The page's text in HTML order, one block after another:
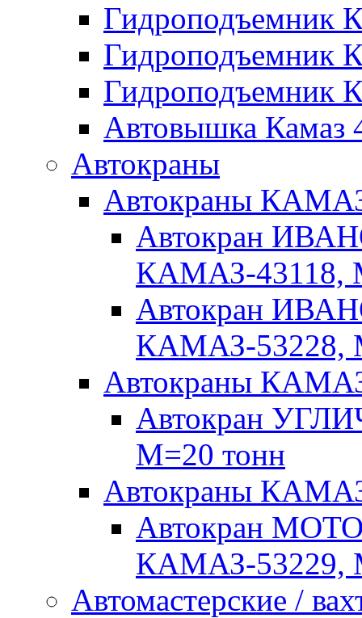
Гидроподъемник
Гидроподъемник
Гидроподъемник
Автовышка Камаз
Автокраны
Автокраны
Автокран
КАМАЗ-43118,
Автокран
КАМАЗ-53228,
Автокраны
Автокран
М=20 тонн
Автокраны
Автокран
КАМАЗ-53229,
Автомастерские /